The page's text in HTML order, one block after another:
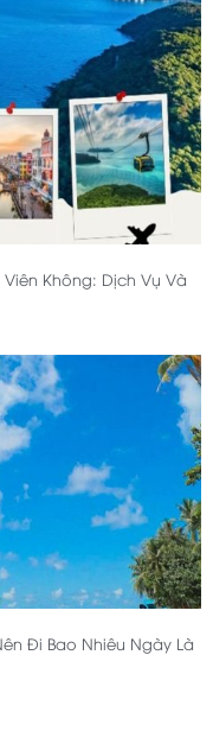
Không: Dịch Vụ Và
Đi Bao Nhiêu Ngày Là